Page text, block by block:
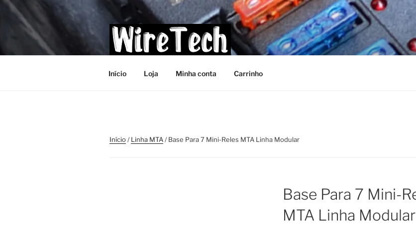
Pular
para
conteúdo
Início Loja Minha conta Carrinho
Início/Linha MTA/ Base Para 7 Mini-Reles MTA Linha Modular
Base Para 7 Mini-
MTA Linha Modular